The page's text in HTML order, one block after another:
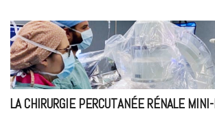
et
plus
durable »
LA CHIRURGIE PERCUTANÉE RÉNALE